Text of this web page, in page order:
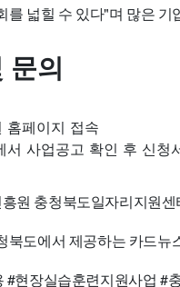
를 넓힐 수 있다"며 많은
문의
홈페이지 접속
서 사업공고 확인 후 신청
원 충청북도일자리지원
북도에서 제공하는 카드뉴
#현장실습훈련지원사업 #